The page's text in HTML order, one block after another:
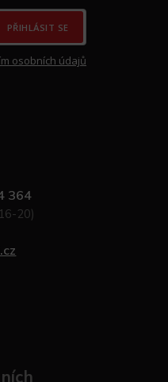
PŘIHLÁSIT SE
osobních údajů
364
20)